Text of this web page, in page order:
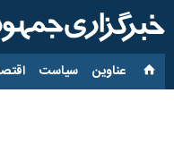
عناوین‌ سیاست